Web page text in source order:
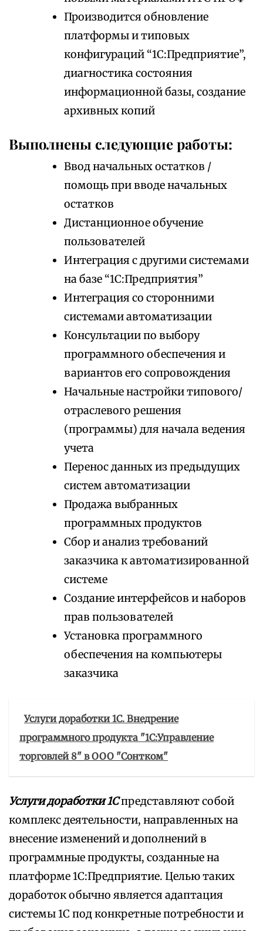
Производится обновление
платформы и типовых
конфигураций “1С:Предприятие”,
диагностика состояния
информационной базы, создание
архивных копий
Выполнены следующие работы:
Ввод начальных остатков /
помощь при вводе начальных
остатков
Дистанционное обучение
пользователей
Интеграция с другими системами
на базе “1С:Предприятия”
Интеграция со сторонними
системами автоматизации
Консультации по выбору
программного обеспечения и
вариантов его сопровождения
Начальные настройки типового/
отраслевого решения
(программы) для начала ведения
учета
Перенос данных из предыдущих
систем автоматизации
Продажа выбранных
программных продуктов
Сбор и анализ требований
заказчика к автоматизированной
системе
Создание интерфейсов и наборов
прав пользователей
Установка программного
обеспечения на компьютеры
заказчика
Услуги доработки 1С. Внедрение
программного продукта "1С:Управление
торговлей 8" в ООО "Сонтком"
Услуги доработки 1Спредставляют собой
комплекс деятельности, направленных на
внесение изменений и дополнений в
программные продукты, созданные на
платформе 1С:Предприятие. Целью таких
доработок обычно является адаптация
системы 1С под конкретные потребности и